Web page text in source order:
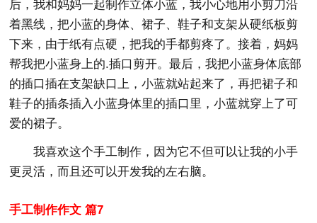
后，我和妈妈一起制作立体小蓝，我小心地用小剪刀沿
着黑线，把小蓝的身体、裙子、鞋子和支架从硬纸板剪
下来，由于纸有点硬，把我的手都剪疼了。接着，妈妈
帮我把小蓝身上的.插口剪开。最后，我把小蓝身体底部
的插口插在支架缺口上，小蓝就站起来了，再把裙子和
鞋子的插条插入小蓝身体里的插口里，小蓝就穿上了可
爱的裙子。
我喜欢这个手工制作，因为它不但可以让我的小手
更灵活，而且还可以开发我的左右脑。
手工制作作文 篇7